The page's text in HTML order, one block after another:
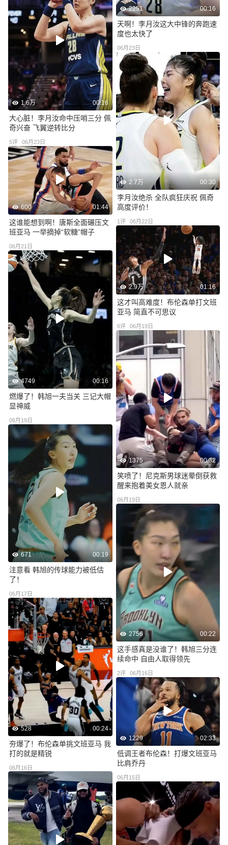
1.6万 00:16
大心脏！李月汝命中压哨三分 佩
奇兴奋 飞翼逆转比分
5评 06月23日
600 01:44
这谁能想到啊！唐斯全面碾压文
班亚马 一举摘掉“软糖”帽子
06月21日
4749 00:16
燃爆了！韩旭一夫当关 三记大帽
显神威
06月19日
671 00:19
注意看 韩旭的传球能力被低估
了！
06月17日
528 00:24
夯爆了！布伦森单挑文班亚马 我
打的就是精锐
06月16日
2251 00:16
天啊！李月汝这大中锋的奔跑速
度也太快了
06月23日
2.7万 00:30
李月汝绝杀 全队疯狂庆祝 佩奇
高度评价！
1评 06月22日
2.9万 01:16
这才叫高难度！布伦森单打文班
亚马 简直不可思议
6评 06月19日
1375 00:32
笑喷了！尼克斯男球迷晕倒获救
醒来抱着美女恩人就亲
06月19日
2756 00:22
这手感真是没谁了！韩旭三分连
续命中 自由人取得领先
2评 06月16日
1229 02:33
低调王者布伦森！打爆文班亚马
比肩乔丹
06月15日